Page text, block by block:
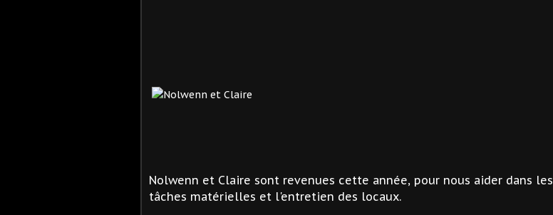
Nolwenn et Claire sont revenues cette année, pour nous aider dans les
tâches matérielles et l'entretien des locaux.